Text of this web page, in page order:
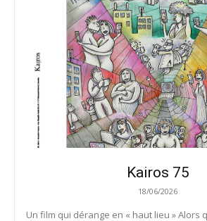
Kairos 75
18/06/2026
Un film qui dérange en « haut lieu » Alors